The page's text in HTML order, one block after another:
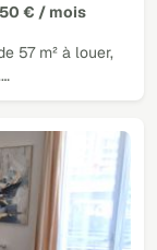
€ / mois
57 m² à louer,